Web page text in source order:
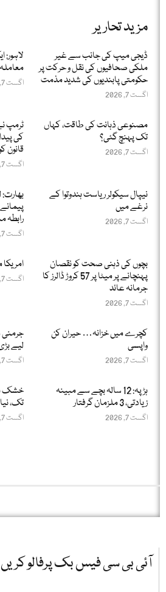
مزید تحاریر
ڈیجی میپ کی جانب سے غیر
ملکی صحافیوں کی نقل و حرکت پر
حکومتی پابندیوں کی شدید مذمت
اگست 7, 2026
لاہور:
اگست 7, 2026
مصنوعی ذہانت کی طاقت، کہاں
تک پہنچ گئی؟
اگست 7, 2026
ٹرمپ
کی
قانون
اگست 7, 2026
نیپال سیکولر ریاست ہندوتوا کے
نرغے میں
اگست 7, 2026
رابطہ
اگست 7, 2026
بچوں کی ذہنی صحت کو نقصان
پہنچانے پر میٹا پر 57 کروڑ ڈالرز کا
جرمانہ عائد
اگست 7, 2026
امریکا
اگست 7, 2026
کچرے میں خزانہ… حیران کن
واپسی
اگست 7, 2026
لیے
اگست 7, 2026
ہڑپہ: 12 سالہ بچے سے مبینہ
زیادتی، 3 ملزمان گرفتار
اگست 7, 2026
خشک
تک،
اگست 7, 2026
آئی بی سی فیس بک پرفالو کریں